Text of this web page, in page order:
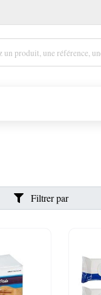
Filtrer par